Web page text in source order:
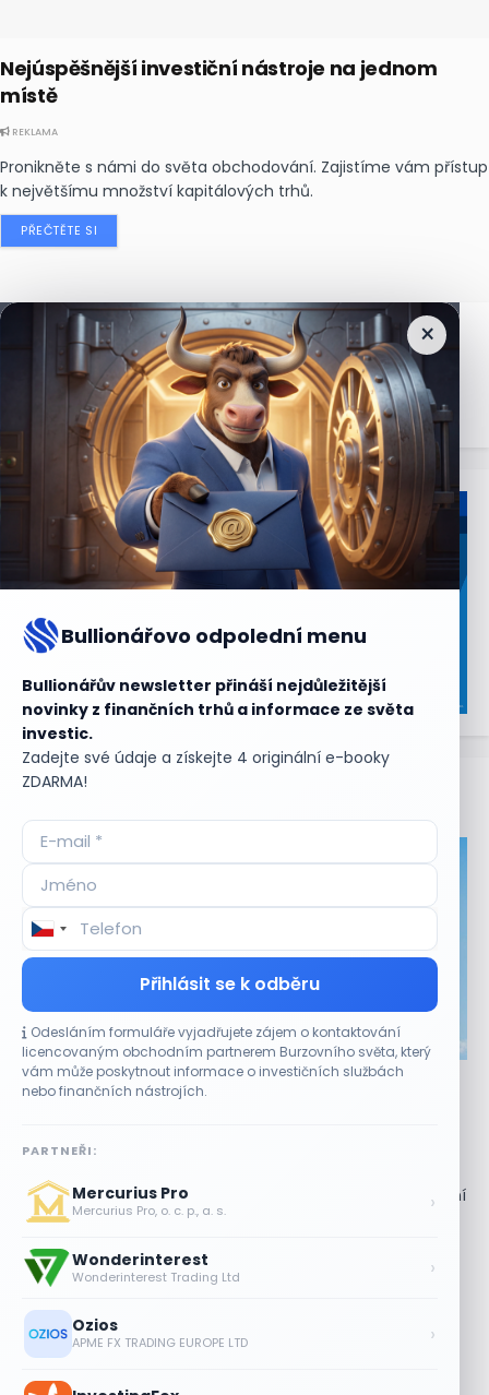
Nejúspěšnější investiční nástroje na jednom
místě
REKLAMA
Pronikněte s námi do světa obchodování. Zajistíme vám přístup
k největšímu množství kapitálových trhů.
PŘEČTĚTE SI
×
Bullionářovo odpolední menu
Bullionářův newsletter přináší nejdůležitější
novinky z finančních trhů a informace ze světa
investic.
Zadejte své údaje a získejte 4 originální e-booky
ZDARMA!
Přihlásit se k odběru
Odesláním formuláře vyjadřujete zájem o kontaktování
licencovaným obchodním partnerem Burzovního světa, který
vám může poskytnout informace o investičních službách
nebo finančních nástrojích.
PARTNEŘI:
Mercurius Pro
Mercurius Pro, o. c. p., a. s. ›
Wonderinterest
Wonderinterest Trading Ltd ›
Ozios
APME FX TRADING EUROPE LTD ›
Nejčtenějšízprávy
Aktuální
CO HÝBE TRHEM
Akcie Micron klesají, ale nejhoršímu výprodeji
paměťových čipů unikly
Micron Technology (MU) ve čtvrtek uzavřely obchodování
se ztrátou 1,3 %. Výrobce paměťových...
Jalapeňová kauza tlačí akcie Chipotle
níž. Analytici ale zůstávají klidní